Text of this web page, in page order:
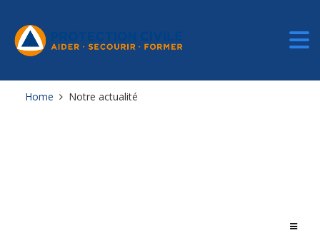
Home Notre actualité